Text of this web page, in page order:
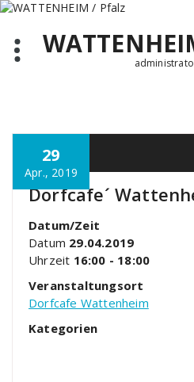
Zum
springen
29
Apr., 2019
Dorfcafe´
Datum/Zeit
Datum 29.04.2019
Uhrzeit 16:00 - 18:00
Veranstaltungsort
Dorfcafe Wattenheim
Kategorien